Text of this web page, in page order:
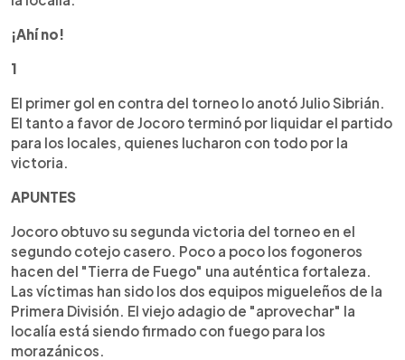
¡Ahí no!
1
El primer gol en contra del torneo lo anotó Julio Sibrián.
El tanto a favor de Jocoro terminó por liquidar el partido
para los locales, quienes lucharon con todo por la
victoria.
APUNTES
Jocoro obtuvo su segunda victoria del torneo en el
segundo cotejo casero. Poco a poco los fogoneros
hacen del "Tierra de Fuego" una auténtica fortaleza.
Las víctimas han sido los dos equipos migueleños de la
Primera División. El viejo adagio de "aprovechar" la
localía está siendo firmado con fuego para los
morazánicos.